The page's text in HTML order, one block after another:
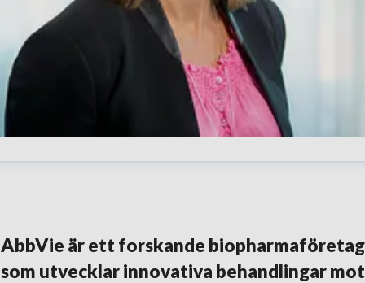
AbbVie är ett forskande biopharmaföretag
som utvecklar innovativa behandlingar mot